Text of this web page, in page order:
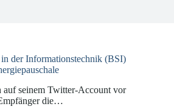
der Informationstechnik (BSI)
auf seinem Twitter-Account vor
die…